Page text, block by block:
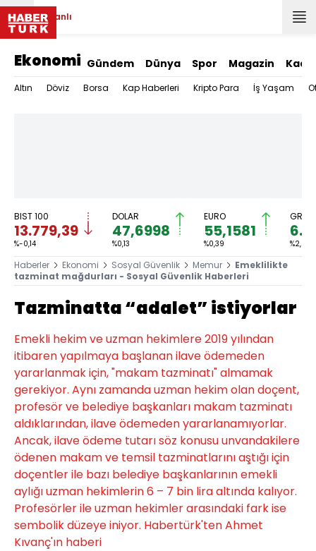
Canlı
Ekonomi Gündem Dünya Spor Magazin
Altın Döviz Borsa Kap Haberleri Kripto Para İş Yaşam
BIST 100
13.779,39
%-0,14
DOLAR
47,6998
%0,13
EURO
55,1581
%0,39 %2,59
Haberler Ekonomi Sosyal Güvenlik Memur
Emeklilikte
tazminat mağdurları - Sosyal Güvenlik Haberleri
Tazminatta “adalet” istiyorlar
Emekli hekim ve uzman hekimlere 2019 yılından
itibaren yapılmaya başlanan ilave ödemeden
yararlanmak için, "makam tazminatı" almamak
gerekiyor. Aynı zamanda uzman hekim olan doçent,
profesör ve belediye başkanları makam tazminatı
aldıklarından, ilave ödemeden yararlanamıyorlar.
Ancak, ilave ödeme tutarı söz konusu unvandakilere
ödenen makam ve temsil tazminatlarını aştığı için
doçentler ile bazı belediye başkanlarının emekli
aylığı uzman hekimlerin 6 – 7 bin lira altında kalıyor.
Profesörler ile uzman hekimler arasındaki fark ise
sembolik düzeye iniyor. Habertürk'ten Ahmet
Kıvanç'ın haberi